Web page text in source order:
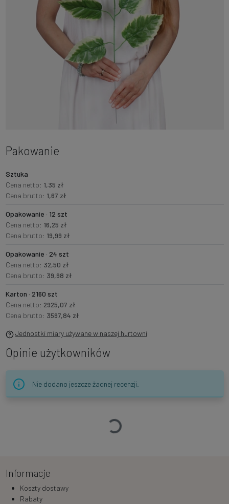
Pakowanie
Sztuka
Cena netto: 1,35 zł
Cena brutto: 1,67 zł
Opakowanie · 12 szt
Cena netto: 16,25 zł
Cena brutto: 19,99 zł
Opakowanie · 24 szt
Cena netto: 32,50 zł
Cena brutto: 39,98 zł
Karton · 2160 szt
Cena netto: 2925,07 zł
Cena brutto: 3597,84 zł
Jednostki miary używane w naszej hurtowni
Opinie użytkowników
Nie dodano jeszcze żadnej recenzji.
Ładowanie…
Informacje
Koszty dostawy
Rabaty